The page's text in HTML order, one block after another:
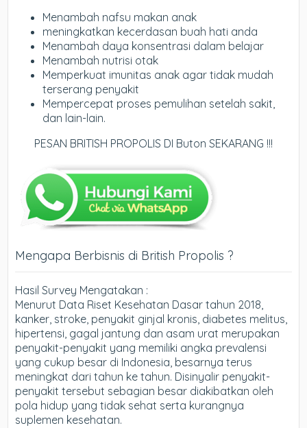
Menambah nafsu makan anak
meningkatkan kecerdasan buah hati anda
Menambah daya konsentrasi dalam belajar
Menambah nutrisi otak
Memperkuat imunitas anak agar tidak mudah
terserang penyakit
Mempercepat proses pemulihan setelah sakit,
dan lain-lain.
PESAN BRITISH PROPOLIS DI Buton SEKARANG !!!
Mengapa Berbisnis di British Propolis ?
Hasil Survey Mengatakan :
Menurut Data Riset Kesehatan Dasar tahun 2018,
kanker, stroke, penyakit ginjal kronis, diabetes melitus,
hipertensi, gagal jantung dan asam urat merupakan
penyakit-penyakit yang memiliki angka prevalensi
yang cukup besar di Indonesia, besarnya terus
meningkat dari tahun ke tahun. Disinyalir penyakit-
penyakit tersebut sebagian besar diakibatkan oleh
pola hidup yang tidak sehat serta kurangnya
suplemen kesehatan.